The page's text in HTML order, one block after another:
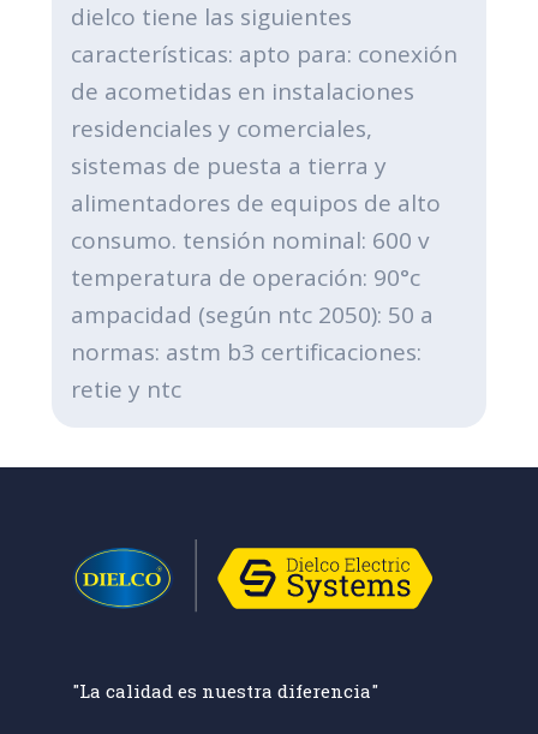
dielco tiene las siguientes
características: apto para: conexión
de acometidas en instalaciones
residenciales y comerciales,
sistemas de puesta a tierra y
alimentadores de equipos de alto
consumo. tensión nominal: 600 v
temperatura de operación: 90°c
ampacidad (según ntc 2050): 50 a
normas: astm b3 certificaciones:
retie y ntc
"La calidad es nuestra diferencia"